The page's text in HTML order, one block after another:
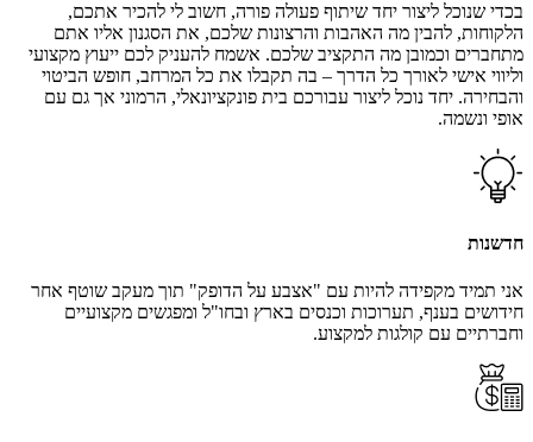
בכדי שנוכל ליצור יחד שיתוף פעולה פורה, חשוב לי להכיר אתכם,
הלקוחות, להבין מה האהבות והרצונות שלכם, את הסגנון אליו אתם
מתחברים וכמובן מה התקציב שלכם. אשמח להעניק לכם ייעוץ מקצועי
וליווי אישי לאורך כל הדרך – בה תקבלו את כל המרחב, חופש הביטוי
והבחירה. יחד נוכל ליצור עבורכם בית פונקציונאלי, הרמוני אך גם עם
אופי ונשמה.
חדשנות
אני תמיד מקפידה להיות עם "אצבע על הדופק" תוך מעקב שוטף אחר
חידושים בענף, תערוכות וכנסים בארץ ובחו"ל ומפגשים מקצועיים
וחברתיים עם קולגות למקצוע.